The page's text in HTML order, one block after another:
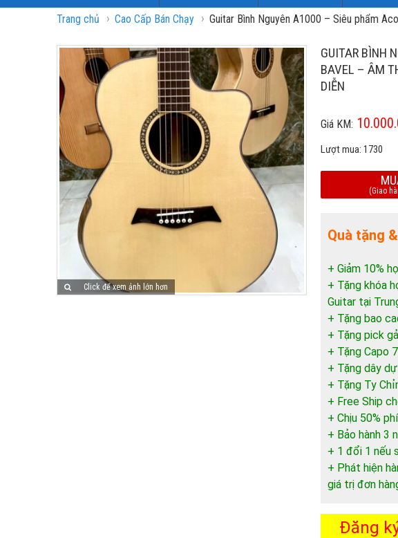
Trang chủ › Cao Cấp Bán Chạy › Guitar Bình Nguyên A1000 – Siêu phẩm
Click để xem ảnh lớn hơn
GUITAR BÌNH
BAVEL – ÂM
DIỄN
Giá KM:
Lượt mua: 1730
(Giao
Quà tặng
+ Giảm 10%
+ Tặng khóa
Guitar tại
+ Tặng bao
+ Tặng pick
+ Tặng Capo
+ Tặng dây
+ Tặng Ty
+ Free Ship
+ Chịu 50%
+ Bảo hành 3
+ 1 đổi 1 nếu
+ Phát hiện
giá trị đơn
Đăng